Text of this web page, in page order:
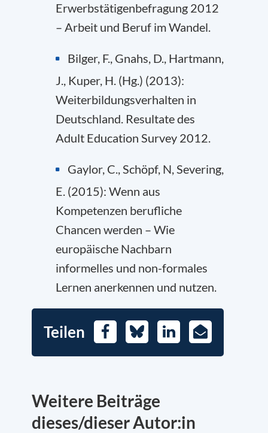
Erwerbstätigenbefragung 2012
– Arbeit und Beruf im Wandel.
Bilger, F., Gnahs, D., Hartmann,
J., Kuper, H. (Hg.) (2013):
Weiterbildungsverhalten in
Deutschland. Resultate des
Adult Education Survey 2012.
Gaylor, C., Schöpf, N, Severing,
E. (2015): Wenn aus
Kompetenzen berufliche
Chancen werden – Wie
europäische Nachbarn
informelles und non-formales
Lernen anerkennen und nutzen.
Teilen FacebookBlueskyLinkedIn
E-
Mail
Weitere Beiträge
dieses/dieser Autor:in